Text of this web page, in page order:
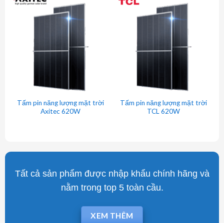
Tất cả sản phẩm được nhập khẩu chính hãng và
nằm trong top 5 toàn cầu.
XEM THÊM
Tấm pin năng lượng mặt trời
Axitec 620W
Tấm pin năng lượng mặt trời
TCL 620W